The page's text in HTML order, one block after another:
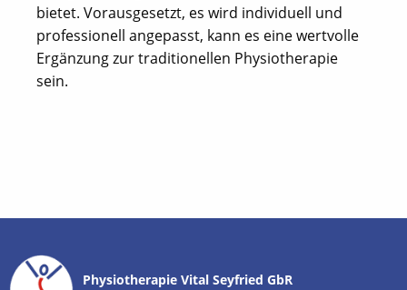
bietet. Vorausgesetzt, es wird individuell und
professionell angepasst, kann es eine wertvolle
Ergänzung zur traditionellen Physiotherapie
sein.
Physiotherapie Vital Seyfried GbR